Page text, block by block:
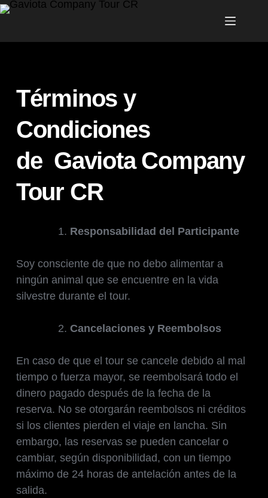
Términos y
Condiciones
de Gaviota Company
Tour CR
Responsabilidad del Participante
Soy consciente de que no debo alimentar a
ningún animal que se encuentre en la vida
silvestre durante el tour.
Cancelaciones y Reembolsos
En caso de que el tour se cancele debido al mal
tiempo o fuerza mayor, se reembolsará todo el
dinero pagado después de la fecha de la
reserva. No se otorgarán reembolsos ni créditos
si los clientes pierden el viaje en lancha. Sin
embargo, las reservas se pueden cancelar o
cambiar, según disponibilidad, con un tiempo
máximo de 24 horas de antelación antes de la
salida.